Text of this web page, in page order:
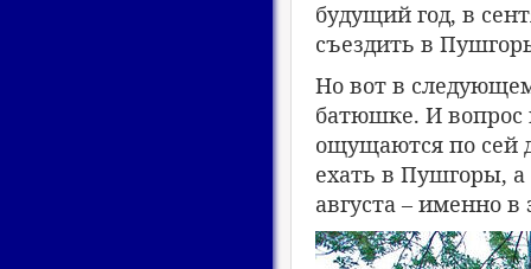
будущий год, в
съездить в
Но вот в
батюшке. И вопрос
ощущаются по сей
ехать в Пушгоры, а
августа – именно